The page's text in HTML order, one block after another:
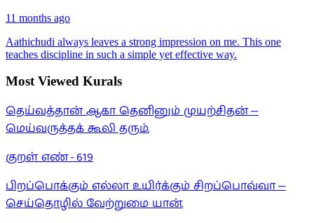
11 months ago
Aathichudi always leaves a strong impression on me. This one
teaches discipline in such a simple yet effective way.
Most Viewed Kurals
தெய்வத்தான் ஆகா தெனினும் முயற்சிதன் —
மெய்வருத்தக் கூலி தரும்.
குறள் எண் -619
பிறப்பொக்கும் எல்லா உயிர்க்கும் சிறப்பொவ்வா —
செய்தொழில் வேற்றுமை யான்.